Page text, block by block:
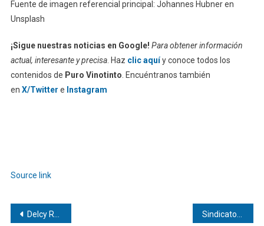
Fuente de imagen referencial principal: Johannes Hubner en
Unsplash
¡Sigue nuestras noticias en Google! Para obtener información
actual, interesante y precisa. Haz clic aquíy conoce todos los
contenidos de Puro Vinotinto . Encuéntranos también
en X/Twitter e Instagram
Source link
Navegación
Delcy Rodríguez regresa con «proyectos» tras su visita a la India y Turquía